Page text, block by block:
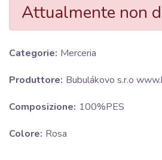
Attualmente non
Categorie: Merceria
Produttore: Bubulákovo s.r.o
Composizione: 100%PES
Colore: Rosa